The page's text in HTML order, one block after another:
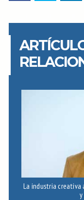
La industria